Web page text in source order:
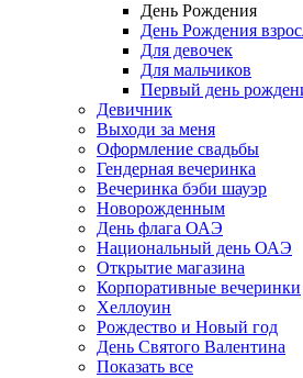
День Рождения
День Рождения
Для девочек
Для мальчиков
Первый день
Девичник
Выходи за меня
Оформление свадьбы
Гендерная вечеринка
Вечеринка бэби шауэр
Новорожденным
День флага ОАЭ
Национальный день ОАЭ
Открытие магазина
Корпоративные вечеринки
Хеллоуин
Рождество и Новый год
День Святого Валентина
Показать все